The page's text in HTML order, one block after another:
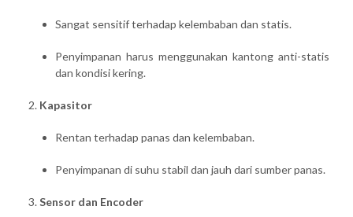
Sangat sensitif terhadap kelembaban dan statis.
Penyimpanan harus menggunakan kantong anti-statis
dan kondisi kering.
Kapasitor
Rentan terhadap panas dan kelembaban.
Penyimpanan di suhu stabil dan jauh dari sumber panas.
Sensor dan Encoder